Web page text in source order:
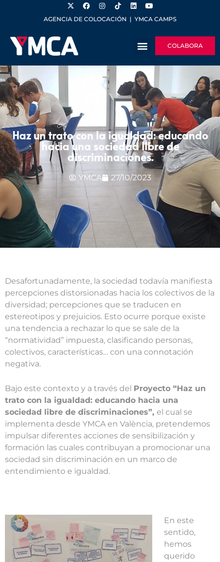
AGENCIA DE COLOCACIÓN | YMCA CAMPS
COLABORA
Haz un trato con la igualdad: educando
hacia una sociedad libre de
discriminaciones.
YMCA 27/10/2023
Desafortunadamente, la sociedad todavía manifiesta
percepciones distorsionadas hacia los colectivos de la
diversidad; percepciones que se traducen en
estereotipos y prejuicios. Esto ocurre porque existe
una tendencia a rechazar lo que se sale de la
“normatividad” impuesta, clasificando personas,
colectivos, características… con una connotación
negativa.
Bajo este contexto y a través del Proyecto “Haz un
trato con la igualdad: educando hacia una
sociedad libre de discriminaciones”, el cual se
implementa desde YMCA en València, pretendemos
impulsar diferentes acciones de sensibilización y
formación las cuales contribuyan a promocionar una
sociedad sin discriminación en un marco de
entendimiento e igualdad.
En este
sentido,
hemos
querido